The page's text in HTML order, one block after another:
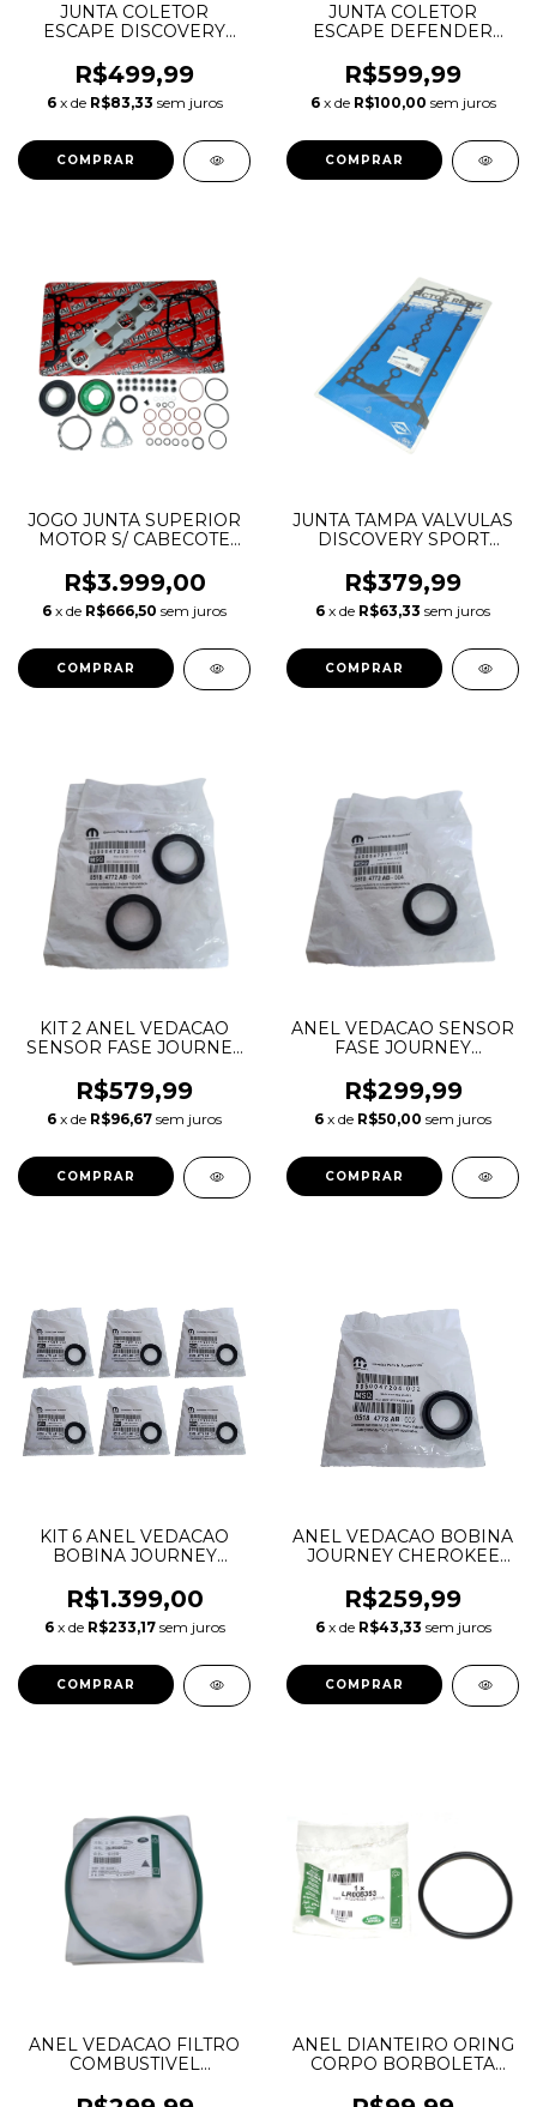
JUNTA COLETOR
ESCAPE DISCOVERY
2.0 16V AJ200 INGENIUM
DIESEL LR073658
LR081625 JDE38416
R$499,99
6 x de R$83,33 sem juros
JUNTA COLETOR
ESCAPE DEFENDER
RANGE ROVER EVOQUE
VELAR 2.0 16V GASOLINA
INGENIUM LR091554
R$599,99
6 x de R$100,00 sem juros
JOGO JUNTA SUPERIOR
MOTOR S/ CABECOTE
EVOQUE VELAR 2.0 16V
AJ20D4 INGENIUM
DIESEL 149840 51101000
R$3.999,00
6 x de R$666,50 sem juros
JUNTA TAMPA VALVULAS
DISCOVERY SPORT
PACE 2.0 16V AJ200
INGENIUM DIESEL
LR073784 JDE38499
R$379,99
6 x de R$63,33 sem juros
KIT 2 ANEL VEDACAO
SENSOR FASE JOURNEY
WRANGLER 3.6 V6
PENTASTAR 5184772AB
05184772AB
R$579,99
6 x de R$96,67 sem juros
ANEL VEDACAO SENSOR
FASE JOURNEY
WRANGLER 3.6 V6
PENTASTAR 5184772AB
05184772AB
R$299,99
6 x de R$50,00 sem juros
KIT 6 ANEL VEDACAO
BOBINA JOURNEY
WRANGLER 3.6 V6
PENTASTAR 05184778AB
5184778AB
R$1.399,00
6 x de R$233,17 sem juros
ANEL VEDACAO BOBINA
JOURNEY CHEROKEE
3.6 V6 PENTASTAR
05184778AB 5184778AB
R$259,99
6 x de R$43,33 sem juros
ANEL VEDACAO FILTRO
COMBUSTIVEL
ROVER SPORT
ANEL DIANTEIRO ORING
CORPO BORBOLETA